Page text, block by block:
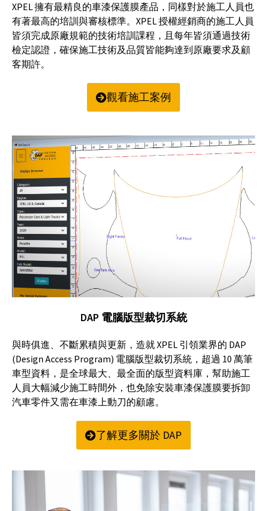
XPEL 擁有最精良的車漆保護膜產品，同樣對於施工人員也
有著最高的培訓與審核標準。XPEL 授權經銷商的施工人員
皆須完成原廠規範的技術培訓課程，且每年皆須通過技術
檢定認證，確保施工技術及品質皆能夠達到原廠要求及顧
客期許。
觀看施工案例
DAP 電腦版型裁切系統
與時俱進、不斷累積與更新，造就 XPEL 引領業界的 DAP
(Design Access Program) 電腦版型裁切系統，超過 10 萬筆
車型資料，是全球最大、最全面的版型資料庫，幫助施工
人員大幅減少施工時間外，也免除安裝車漆保護膜要拆卸
汽車零件又需在車漆上動刀的顧慮。
了解更多關於 DAP